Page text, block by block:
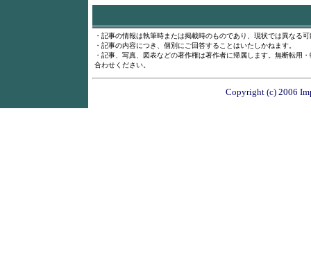
・記事の情報は執筆時または掲載時のものであり、現状では異なる
・記事の内容につき、個別にご回答することはいたしかねます。
・記事、写真、図表などの著作権は著作者に帰属します。無断転用
合わせください。
Copyright (c) 2006